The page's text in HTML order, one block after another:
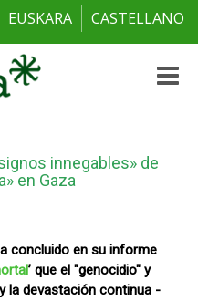
EUSKARA CASTELLANO
Toggle
innegables» de
en Gaza
concluido en su informe
’ que el "genocidio" y
la devastación continua -